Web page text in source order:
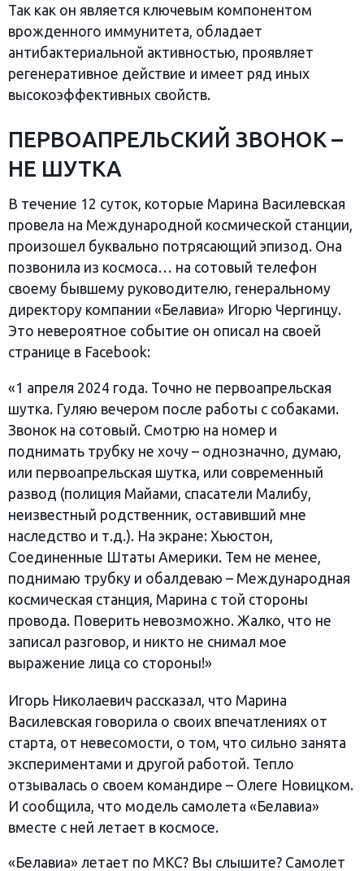
Так как он является ключевым компонентом
врожденного иммунитета, обладает
антибактериальной активностью, проявляет
регенеративное действие и имеет ряд иных
высокоэффективных свойств.
ПЕРВОАПРЕЛЬСКИЙ ЗВОНОК –
НЕ ШУТКА
В течение 12 суток, которые Марина Василевская
провела на Международной космической станции,
произошел буквально потрясающий эпизод. Она
позвонила из космоса… на сотовый телефон
своему бывшему руководителю, генеральному
директору компании «Белавиа» Игорю Чергинцу.
Это невероятное событие он описал на своей
странице в Facebook:
«1 апреля 2024 года. Точно не первоапрельская
шутка. Гуляю вечером после работы с собаками.
Звонок на сотовый. Смотрю на номер и
поднимать трубку не хочу – однозначно, думаю,
или первоапрельская шутка, или современный
развод (полиция Майами, спасатели Малибу,
неизвестный родственник, оставивший мне
наследство и т.д.). На экране: Хьюстон,
Соединенные Штаты Америки. Тем не менее,
поднимаю трубку и обалдеваю – Международная
космическая станция, Марина с той стороны
провода. Поверить невозможно. Жалко, что не
записал разговор, и никто не снимал мое
выражение лица со стороны!»
Игорь Николаевич рассказал, что Марина
Василевская говорила о своих впечатлениях от
старта, от невесомости, о том, что сильно занята
экспериментами и другой работой. Тепло
отзывалась о своем командире – Олеге Новицком.
И сообщила, что модель самолета «Белавиа»
вместе с ней летает в космосе.
«Белавиа» летает по МКС? Вы слышите? Самолет